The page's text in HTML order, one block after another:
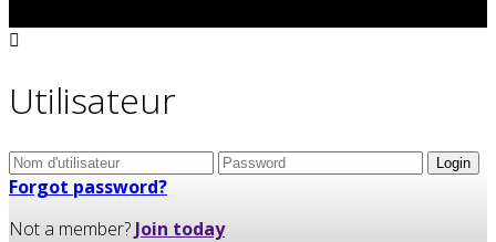
Utilisateur
Forgot password?
Not a member? Join today